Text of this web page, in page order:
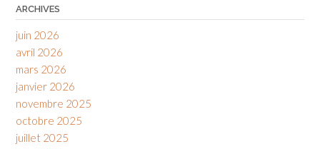
ARCHIVES
juin 2026
avril 2026
mars 2026
janvier 2026
novembre 2025
octobre 2025
juillet 2025